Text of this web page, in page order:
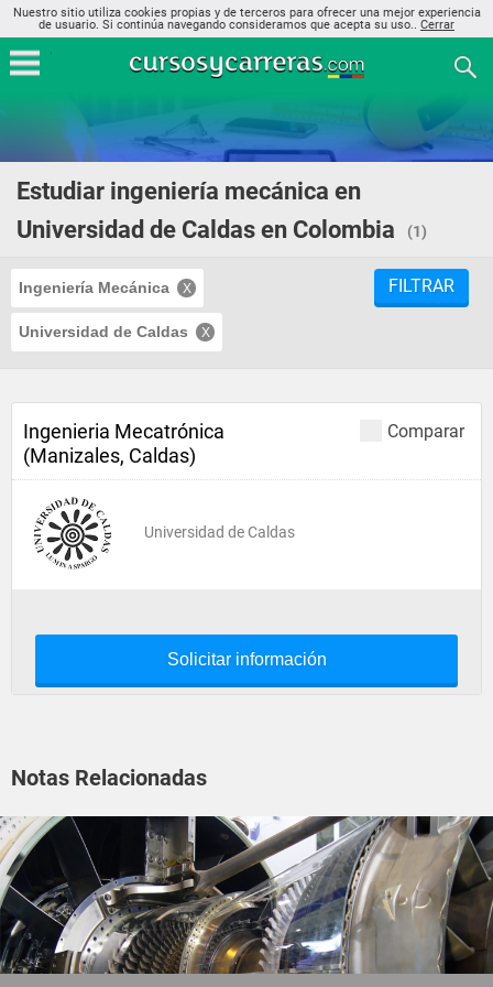
Nuestro sitio utiliza cookies propias y de terceros para ofrecer una mejor experiencia
de usuario. Si continúa navegando consideramos que acepta su uso.. Cerrar
Estudiar ingeniería mecánica en
Universidad de Caldas en Colombia
(1)
Ingeniería Mecánica
Universidad de Caldas
FILTRAR
Comparar
Ingenieria Mecatrónica
(Manizales, Caldas)
Universidad de Caldas
Solicitar información
Notas Relacionadas